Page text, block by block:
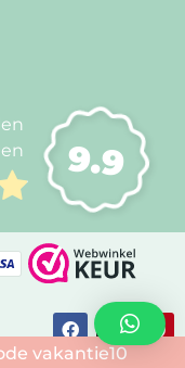
vakantie10
9.9